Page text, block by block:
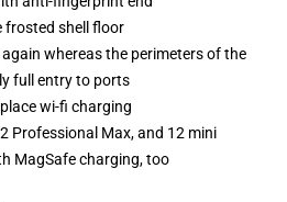
frosted shell floor
whereas the perimeters of the
full entry to ports
wi-fi charging
Professional Max, and 12 mini
MagSafe charging, too